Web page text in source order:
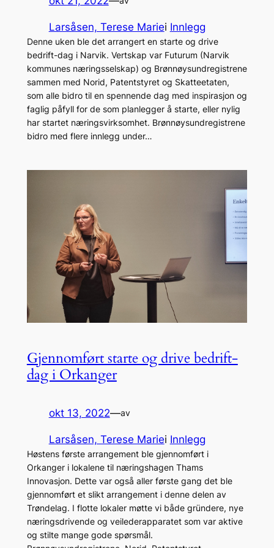
Larsåsen, Terese Mariei Innlegg
Denne uken ble det arrangert en starte og drive
bedrift-dag i Narvik. Vertskap var Futurum (Narvik
kommunes næringsselskap) og Brønnøysundregistrene
sammen med Norid, Patentstyret og Skatteetaten,
som alle bidro til en spennende dag med inspirasjon og
faglig påfyll for de som planlegger å starte, eller nylig
har startet næringsvirksomhet. Brønnøysundregistrene
bidro med flere innlegg under…
Gjennomført starte og drive bedrift-
dag i Orkanger
okt 13, 2022—av
Larsåsen, Terese Mariei Innlegg
Høstens første arrangement ble gjennomført i
Orkanger i lokalene til næringshagen Thams
Innovasjon. Dette var også aller første gang det ble
gjennomført et slikt arrangement i denne delen av
Trøndelag. I flotte lokaler møtte vi både gründere, nye
næringsdrivende og veilederapparatet som var aktive
og stilte mange gode spørsmål.